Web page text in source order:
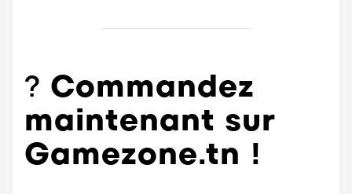
? Commandez
maintenant sur
Gamezone.tn !